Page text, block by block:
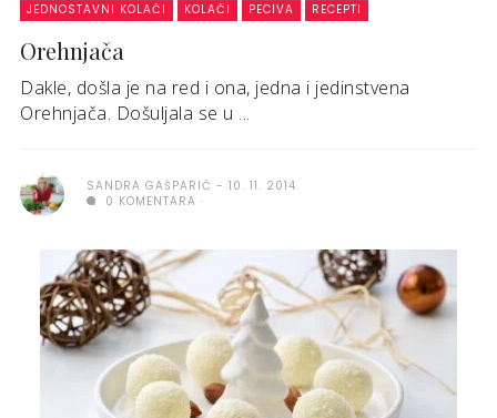
JEDNOSTAVNI KOLAČI KOLAČI PECIVA RECEPTI
Orehnjača
Dakle, došla je na red i ona, jedna i jedinstvena
Orehnjača. Došuljala se u ...
SANDRA GAŠPARIĆ
10. 11. 2014.
0 KOMENTARA